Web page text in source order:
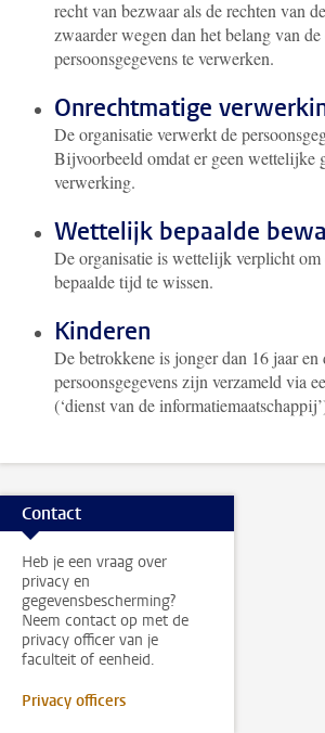
recht van bezwaar als de rechten van
zwaarder wegen dan het belang van
persoonsgegevens te verwerken.
Onrechtmatige
De organisatie verwerkt de
Bijvoorbeeld omdat er geen wettelijke
verwerking.
Wettelijk bepaalde
De organisatie is wettelijk verplicht om
bepaalde tijd te wissen.
Kinderen
De betrokkene is jonger dan 16 jaar en
persoonsgegevens zijn verzameld via
(‘dienst van de
Contact
Heb je een vraag over
privacy en
gegevensbescherming?
Neem contact op met de
privacy officer van je
faculteit of eenheid.
Privacy officers